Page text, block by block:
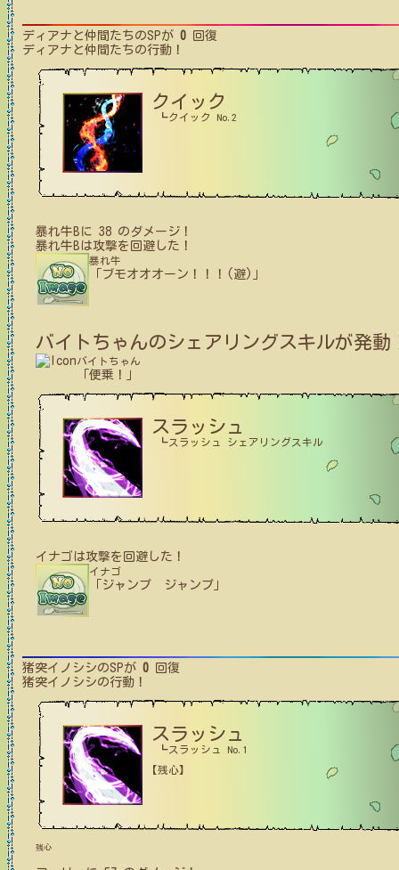
ディアナと仲間たち のSPが 0 回復
ディアナと仲間たち の行動！
クイック
┗クイック No.2
暴れ牛B に 38 のダメージ！
暴れ牛Bは攻撃を回避した！
暴れ牛
「ブモオオオーン！！！(避)」
バイトちゃんのシェアリングスキルが発動
バイトちゃん
「便乗！」
スラッシュ
┗スラッシュ シェアリングスキル
イナゴは攻撃を回避した！
イナゴ
「ジャンプ ジャンプ」
猪突イノシシのSPが 0 回復
猪突イノシシの行動！
スラッシュ
┗スラッシュ No.1
【残心】
残心